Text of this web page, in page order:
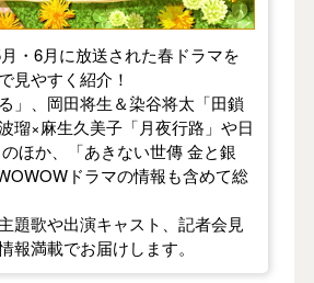
・6月に放送された春ドラマを
見やすく紹介！
」、岡田将生＆染谷将太「田鎖
瑠×麻生久美子「月夜行路」や日
ほか、「あきない世傳 金と銀
ドラマの情報も含めて総
題歌や出演キャスト、記者会見
報満載でお届けします。